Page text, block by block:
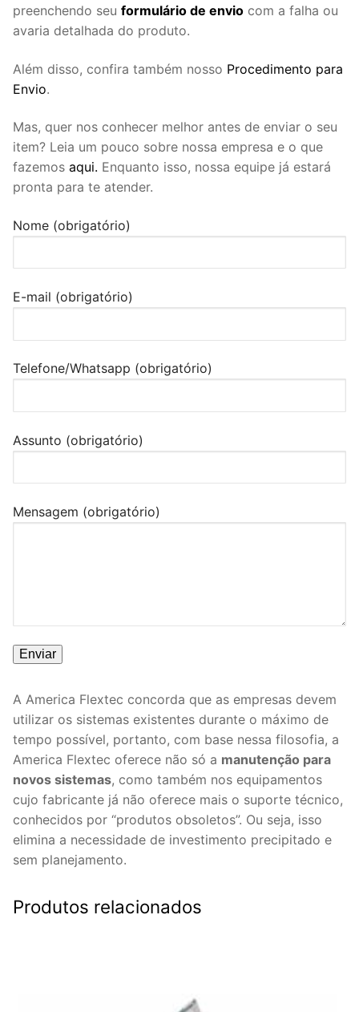
preenchendo seu formulário de envio com a falha ou
avaria detalhada do produto.
Além disso, confira também nosso Procedimento para
Envio.
Mas, quer nos conhecer melhor antes de enviar o seu
item? Leia um pouco sobre nossa empresa e o que
fazemos aqui. Enquanto isso, nossa equipe já estará
pronta para te atender.
Nome (obrigatório)
E-mail (obrigatório)
Telefone/Whatsapp (obrigatório)
Assunto (obrigatório)
Mensagem (obrigatório)
A America Flextec concorda que as empresas devem
utilizar os sistemas existentes durante o máximo de
tempo possível, portanto, com base nessa filosofia, a
America Flextec oferece não só a manutenção para
novos sistemas, como também nos equipamentos
cujo fabricante já não oferece mais o suporte técnico,
conhecidos por “produtos obsoletos”. Ou seja, isso
elimina a necessidade de investimento precipitado e
sem planejamento.
Produtos relacionados